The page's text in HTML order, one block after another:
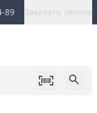
89 Заказать звонок